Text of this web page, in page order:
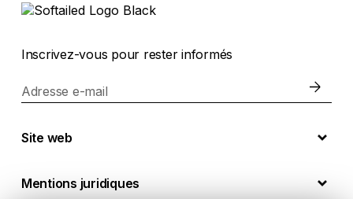
Inscrivez-vous pour rester informés
Adresse e-mail
Site web
Mentions juridiques